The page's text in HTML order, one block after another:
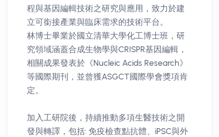
程與基因編輯技術之研究與應用，致力於建
立可銜接產業與臨床需求的技術平台。
林博士畢業於國立清華大學化工博士班，研
究領域涵蓋合成生物學與CRISPR基因編輯，
相關成果發表於《Nucleic Acids Research》
等國際期刊，並曾獲ASGCT國際學會獎項肯
定。
加入工研院後，持續推動多項生醫技術之開
發與轉譯，包括: 免疫檢查點抗體、iPSC與外